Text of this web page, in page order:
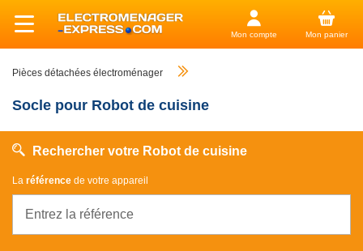
Mon compte Mon panier
Pièces détachées électroménager
Socle pour Robot de cuisine
Rechercher votre Robot de cuisine
La référence de votre appareil